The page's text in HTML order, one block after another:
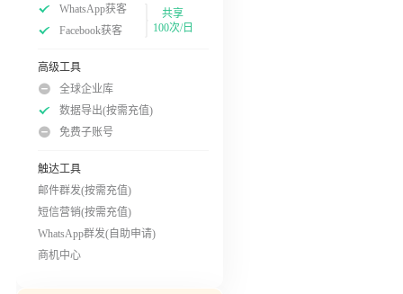
WhatsApp获客
Facebook获客
共享
100次/日
高级工具
全球企业库
数据导出(按需充值)
免费子账号
触达工具
邮件群发(按需充值)
短信营销(按需充值)
WhatsApp群发(自助申请)
商机中心